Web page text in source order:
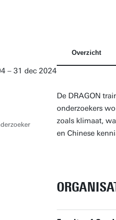
– 31 dec 2024
Overzicht
De DRAGON
onderzoekers
zoals klimaat,
en Chinese